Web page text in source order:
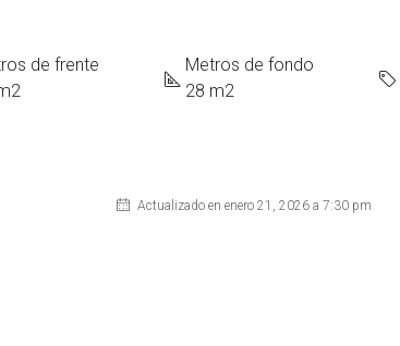
de frente
Metros de fondo
28 m2
Actualizado en enero 21, 2026 a 7:30 pm